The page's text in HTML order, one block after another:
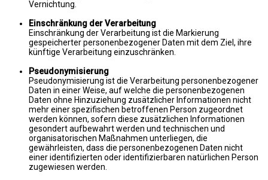
Vernichtung.
Einschränkung der Verarbeitung
Einschränkung der Verarbeitung ist die Markierung
gespeicherter personenbezogener Daten mit dem Ziel, ihre
künftige Verarbeitung einzuschränken.
Pseudonymisierung
Pseudonymisierung ist die Verarbeitung personenbezogener
Daten in einer Weise, auf welche die personenbezogenen
Daten ohne Hinzuziehung zusätzlicher Informationen nicht
mehr einer spezifischen betroffenen Person zugeordnet
werden können, sofern diese zusätzlichen Informationen
gesondert aufbewahrt werden und technischen und
organisatorischen Maßnahmen unterliegen, die
gewährleisten, dass die personenbezogenen Daten nicht
einer identifizierten oder identifizierbaren natürlichen Person
zugewiesen werden.